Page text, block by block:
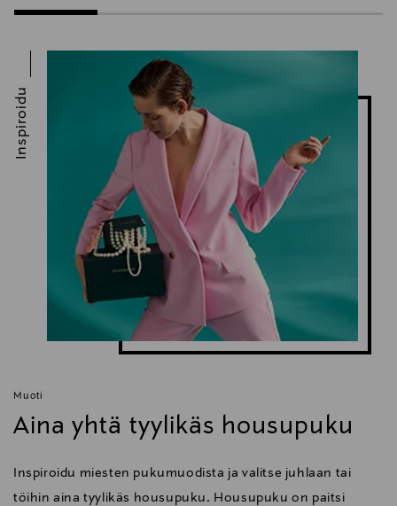
Muoti
Aina yhtä tyylikäs housupuku
Inspiroidu miesten pukumuodista ja valitse juhlaan tai
töihin aina tyylikäs housupuku. Housupuku on paitsi
Inspiroidu